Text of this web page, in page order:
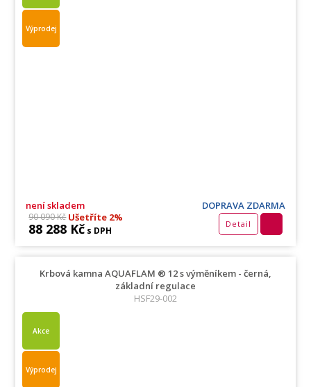
Výprodej
není skladem DOPRAVA ZDARMA
90 090 KčUšetříte 2%
88 288 Kč s DPH
Detail
Krbová kamna AQUAFLAM ® 12 s výměníkem - černá,
základní regulace
HSF29-002
Akce
Výprodej